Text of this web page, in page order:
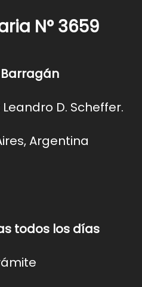
N° 3659
D. Scheffer.
Argentina
todos los días